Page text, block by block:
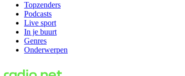
Topzenders
Podcasts
Live sport
In je buurt
Genres
Onderwerpen